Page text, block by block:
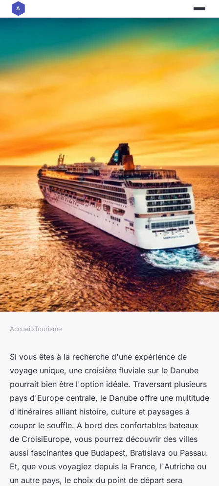
Quels sont les meilleurs
itinéraires pour une croisière
fluviale sur le Danube ?
Youssef•24 juin 2024•5 min de lecture
Accueil›Tourisme
Si vous êtes à la recherche d'une expérience de
voyage unique, une croisière fluviale sur le Danube
pourrait bien être l'option idéale. Traversant plusieurs
pays d'Europe centrale, le Danube offre une multitude
d'itinéraires alliant histoire, culture et paysages à
couper le souffle. A bord des confortables bateaux
de CroisiEurope, vous pourrez découvrir des villes
aussi fascinantes que Budapest, Bratislava ou Passau.
Et, que vous voyagiez depuis la France, l'Autriche ou
un autre pays, le choix du point de départ sera